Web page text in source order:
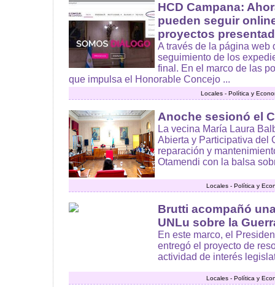
HCD Campana:
pueden seguir
proyectos
A través de la página
seguimiento de los
final. En el marco de las
que impulsa el Honorable Concejo ...
Locales - Política y
Anoche sesionó el
La vecina María Laura
Abierta y Participativa del
reparación y
Otamendi con la balsa
Locales - Política y
Brutti acompañó
UNLu sobre la
En este marco, el
entregó el proyecto de
actividad de interés
Locales - Política y